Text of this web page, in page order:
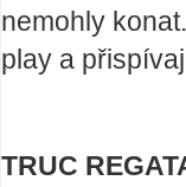
nemohly
play a
TRUC